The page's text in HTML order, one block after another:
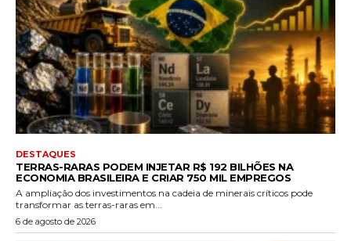
DESTAQUES
TERRAS-RARAS PODEM INJETAR R$ 192 BILHÕES NA
ECONOMIA BRASILEIRA E CRIAR 750 MIL EMPREGOS
A ampliação dos investimentos na cadeia de minerais críticos pode
transformar as terras-raras em...
6 de agosto de 2026